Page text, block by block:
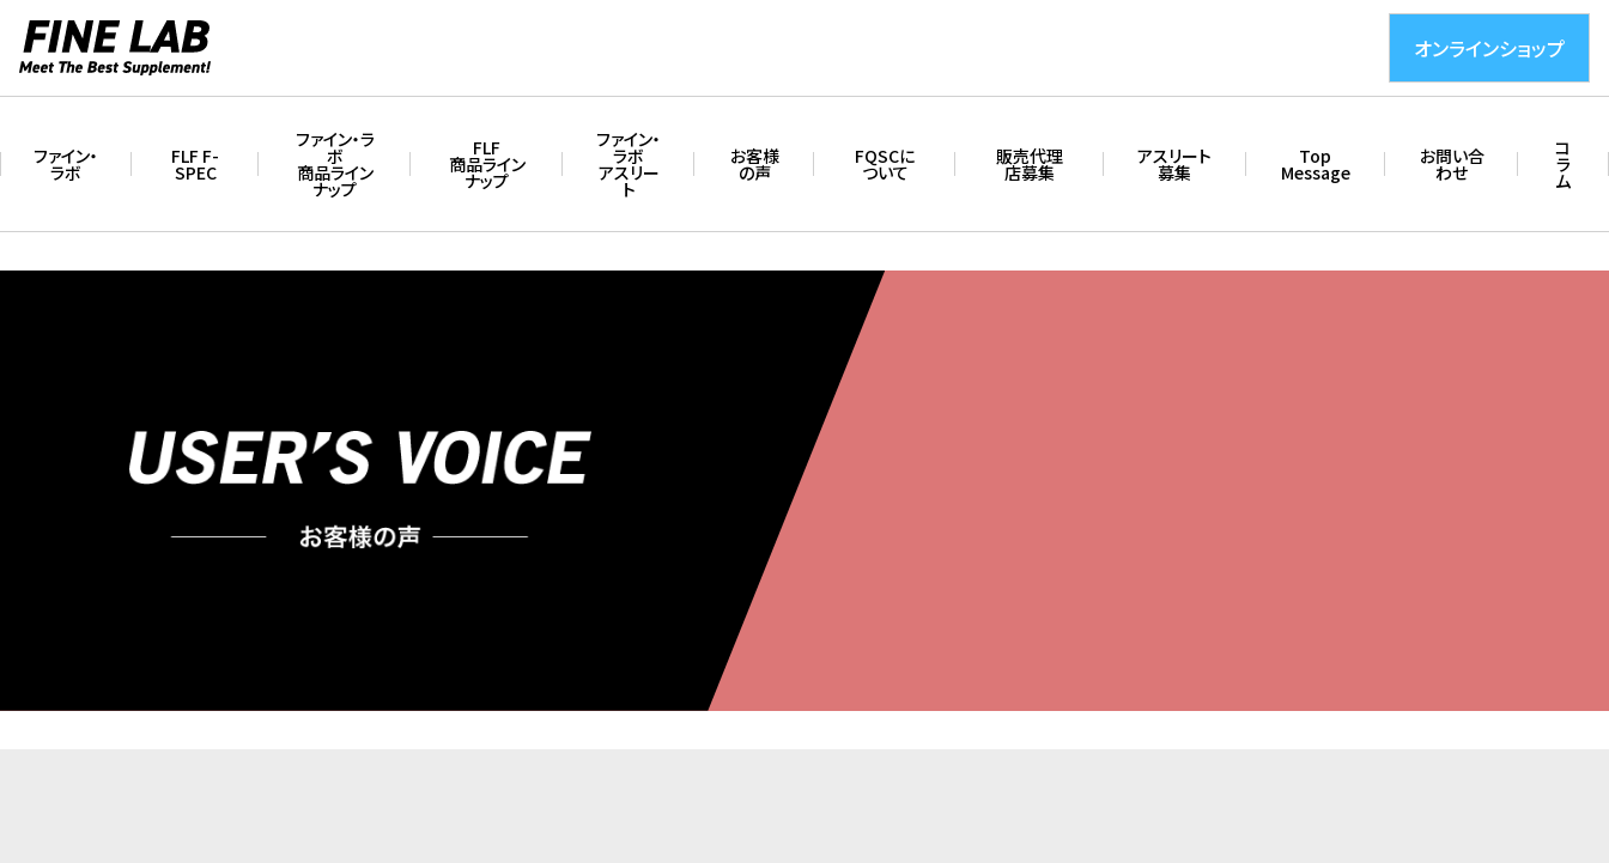
オンラインショップ
ファイン・
ラボ
FLF F-
SPEC
ファイン・ラ
ボ
商品ライン
ナップ
FLF
商品ライン
ナップ
ファイン・
ラボ
アスリー
ト
お客様
の声
FQSCに
ついて
販売代理
店募集
アスリート
募集
Top
Message
お問い合
わせ
コ
ラ
ム